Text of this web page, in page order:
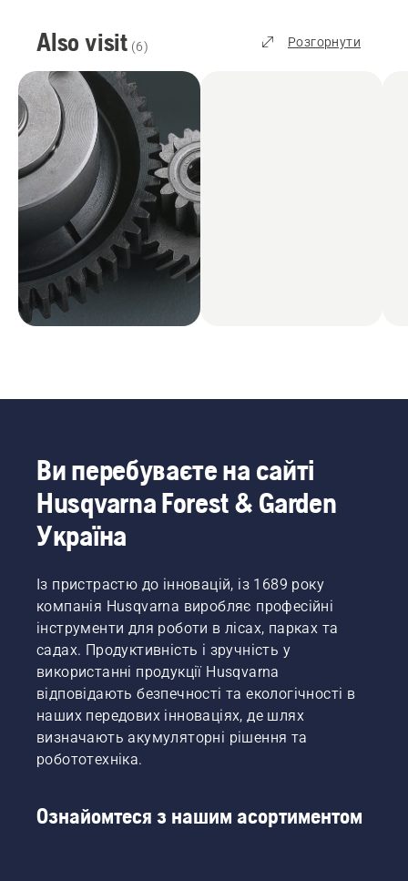
Also visit (6) Розгорнути
Ви перебуваєте на сайті
Husqvarna Forest & Garden
Україна
Із пристрастю до інновацій, із 1689 року
компанія Husqvarna виробляє професійні
інструменти для роботи в лісах, парках та
садах. Продуктивність і зручність у
використанні продукції Husqvarna
відповідають безпечності та екологічності в
наших передових інноваціях, де шлях
визначають акумуляторні рішення та
робототехніка.
Ознайомтеся з нашим асортиментом